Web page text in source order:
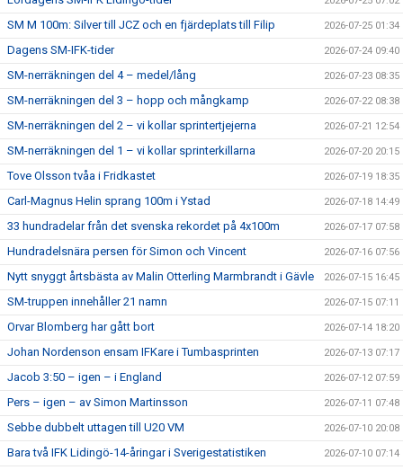
SM M 100m: Silver till JCZ och en fjärdeplats till Filip 2026-07-25 01:34
Dagens SM-IFK-tider 2026-07-24 09:40
SM-nerräkningen del 4 – medel/lång 2026-07-23 08:35
SM-nerräkningen del 3 – hopp och mångkamp 2026-07-22 08:38
SM-nerräkningen del 2 – vi kollar sprintertjejerna 2026-07-21 12:54
SM-nerräkningen del 1 – vi kollar sprinterkillarna 2026-07-20 20:15
Tove Olsson tvåa i Fridkastet 2026-07-19 18:35
Carl-Magnus Helin sprang 100m i Ystad 2026-07-18 14:49
33 hundradelar från det svenska rekordet på 4x100m 2026-07-17 07:58
Hundradelsnära persen för Simon och Vincent 2026-07-16 07:56
Nytt snyggt årtsbästa av Malin Otterling Marmbrandt i Gävle 2026-07-15 16:45
SM-truppen innehåller 21 namn 2026-07-15 07:11
Orvar Blomberg har gått bort 2026-07-14 18:20
Johan Nordenson ensam IFKare i Tumbasprinten 2026-07-13 07:17
Jacob 3:50 – igen – i England 2026-07-12 07:59
Pers – igen – av Simon Martinsson 2026-07-11 07:48
Sebbe dubbelt uttagen till U20 VM 2026-07-10 20:08
Bara två IFK Lidingö-14-åringar i Sverigestatistiken 2026-07-10 07:14